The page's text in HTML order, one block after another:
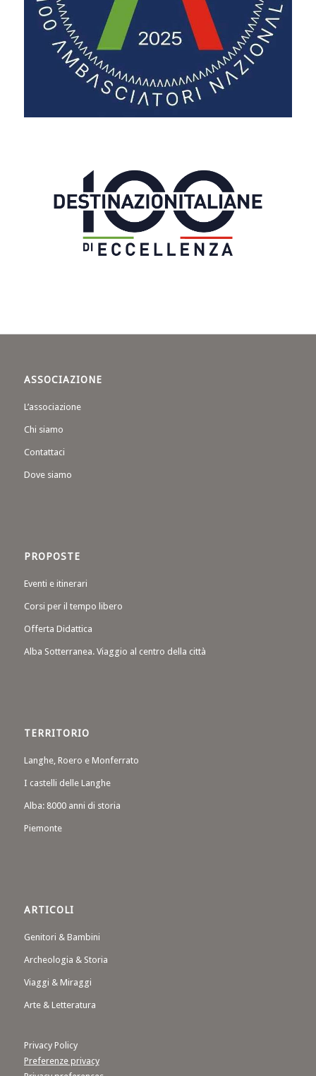
ASSOCIAZIONE
L’associazione
Chi siamo
Contattaci
Dove siamo
PROPOSTE
Eventi e itinerari
Corsi per il tempo libero
Offerta Didattica
Alba Sotterranea. Viaggio al centro della città
TERRITORIO
Langhe, Roero e Monferrato
I castelli delle Langhe
Alba: 8000 anni di storia
Piemonte
ARTICOLI
Genitori & Bambini
Archeologia & Storia
Viaggi & Miraggi
Arte & Letteratura
Privacy Policy
Preferenze privacy